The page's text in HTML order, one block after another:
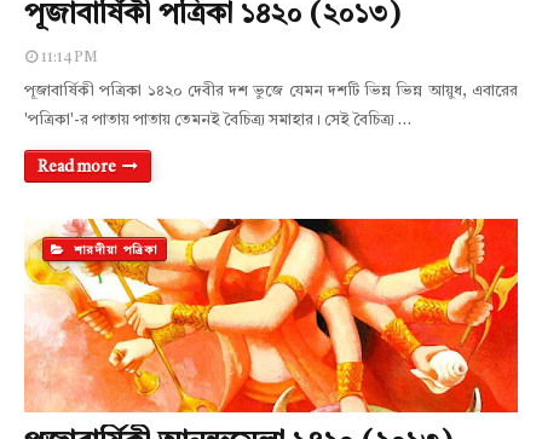
পূজাবার্ষিকী পত্রিকা ১৪২০ (২০১৩)
11:14 PM
পূজাবার্ষিকী পত্রিকা ১৪২০ দেবীর দশ ভুজে যেমন দশটি ভিন্ন ভিন্ন আয়ুধ, এবারের
'পত্রিকা'-র পাতায় পাতায় তেমনই বৈচিত্র্য সমাহার। সেই বৈচিত্র্য …
Read more
শারদীয়া পত্রিকা